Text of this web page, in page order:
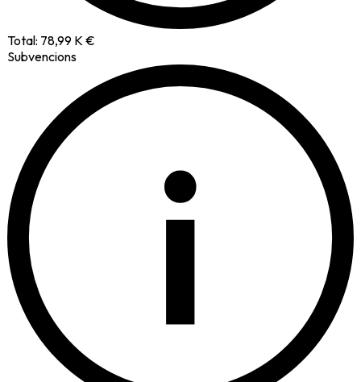
Total: 78,99 K €
Subvencions
i